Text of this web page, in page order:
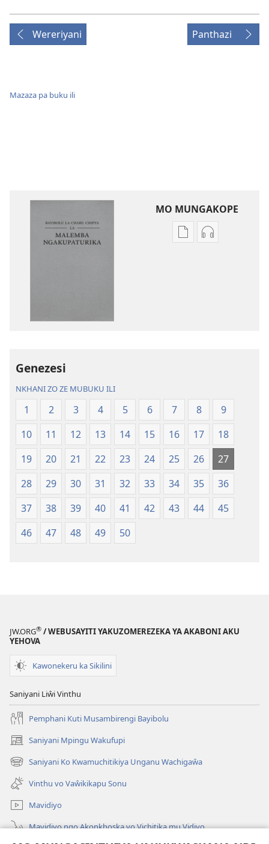
Wereriyani Panthazi
Mazaza pa buku ili
MO MUNGAKOPE
NthowaNthowa
Genezesi
NKHANI ZO ZE MUBUKU ILI
1 2 3 4 5 6 7 8
9
10
11 12 13 14 15 16 17
18
19
20 21 22 23 24 25 26
27
28
29 30 31 32 33 34 35
36
37
38 39 40 41 42 43 44
45
46
47 48 49 50
JW.ORG® / WEBUSAYITI YAKUZOMEREZEKA YA AKABONI AKU
YEHOVA
Kawonekeru ka Sikilini
Saniyani Liŵi Vinthu
Pemphani Kuti Musambirengi Bayibolu
Saniyani Mpingu Wakufupi
(Lajula
Peji
Linyaki)
Saniyani Ko Kwamuchitikiya Unganu Wachigaŵa
(Lajula
Peji
Linyaki)
Vinthu vo Vaŵikikapu Sonu
Mavidiyo
Mavidiyo ngo Akonkhoska vo Vichitika mu Vidiyo